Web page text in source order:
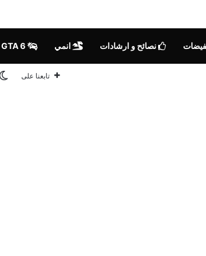
نصائح و ارشادات انمي
تابعنا على